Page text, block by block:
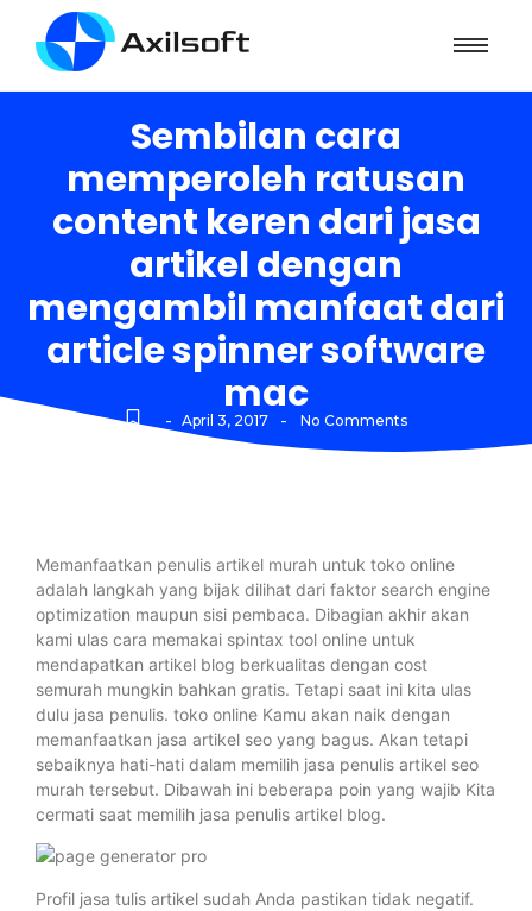
Sembilan cara
memperoleh ratusan
content keren dari jasa
artikel dengan
mengambil manfaat dari
article spinner software
mac
- April 3, 2017 - No Comments
Memanfaatkan penulis artikel murah untuk toko online
adalah langkah yang bijak dilihat dari faktor search engine
optimization maupun sisi pembaca. Dibagian akhir akan
kami ulas cara memakai spintax tool online untuk
mendapatkan artikel blog berkualitas dengan cost
semurah mungkin bahkan gratis. Tetapi saat ini kita ulas
dulu jasa penulis. toko online Kamu akan naik dengan
memanfaatkan jasa artikel seo yang bagus. Akan tetapi
sebaiknya hati-hati dalam memilih jasa penulis artikel seo
murah tersebut. Dibawah ini beberapa poin yang wajib Kita
cermati saat memilih jasa penulis artikel blog.
Profil jasa tulis artikel sudah Anda pastikan tidak negatif.